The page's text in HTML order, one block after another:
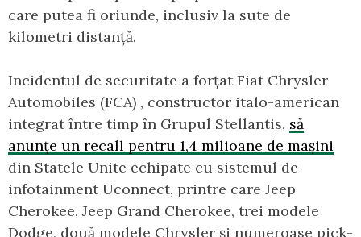
care putea fi oriunde, inclusiv la sute de
kilometri distanță.
Incidentul de securitate a forțat Fiat Chrysler
Automobiles (FCA) , constructor italo-american
integrat între timp în Grupul Stellantis, să
anunțe un recall pentru 1,4 milioane de mașini
din Statele Unite echipate cu sistemul de
infotainment Uconnect, printre care Jeep
Cherokee, Jeep Grand Cherokee, trei modele
Dodge, două modele Chrysler și numeroase pick-